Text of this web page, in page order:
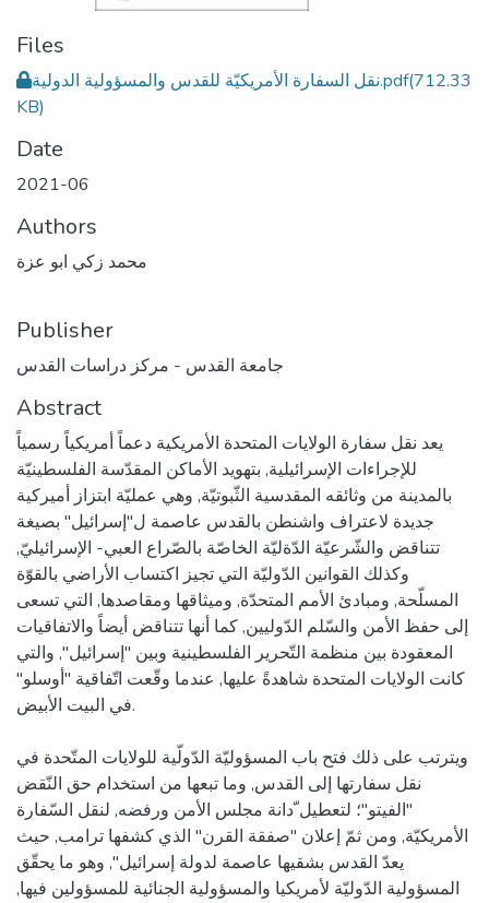
Files
نقل السفارة الأمريكيّة للقدس والمسؤولية الدولية.pdf(712.33
KB)
Date
2021-06
Authors
محمد زكي ابو عزة
Publisher
جامعة القدس - مركز دراسات القدس
Abstract
يعد نقل سفارة الولايات المتحدة الأمريكية دعماً أمريكياً رسمياً
للإجراءات الإسرائيلية, بتهويد الأماكن المقدّسة الفلسطينيّة
بالمدينة من وثائقه المقدسية الثّبوتيّة, وهي عمليّة ابتزاز أميركية
جديدة لاعتراف واشنطن بالقدس عاصمة ل"إسرائيل" بصيغة
تتناقض والشّرعيّة الدّةليّة الخاصّة بالصّراع العبي- الإسرائيليّ,
وكذلك القوانين الدّوليّة التي تجيز اكتساب الأراضي بالقوّة
المسلّحة, ومبادئ الأمم المتحدّة, وميثاقها ومقاصدها, التي تسعى
إلى حفظ الأمن والسّلم الدّوليين, كما أنها تتناقض أيضاً والاتفاقيات
المعقودة بين منظمة التّحرير الفلسطينية وبين "إسرائيل", والتي
كانت الولايات المتحدة شاهدةً عليها, عندما وقّعت اتّفاقية "أوسلو"
في البيت الأبيض.
ويترتب على ذلك فتح باب المسؤوليّة الدّولّية للولايات المتّحدة في
نقل سفارتها إلى القدس, وما تبعها من استخدام حق النّقض
"الفيتو"؛ لتعطيل ّدانة مجلس الأمن ورفضه, لنقل السّفارة
الأمريكيّة, ومن ثمّ إعلان "صفقة القرن" الذي كشفها ترامب, حيث
يعدّ القدس بشقيها عاصمة لدولة إسرائيل", وهو ما يحقّق
المسؤولية الدّوليّة لأمريكيا والمسؤولية الجنائية للمسؤولين فيها,